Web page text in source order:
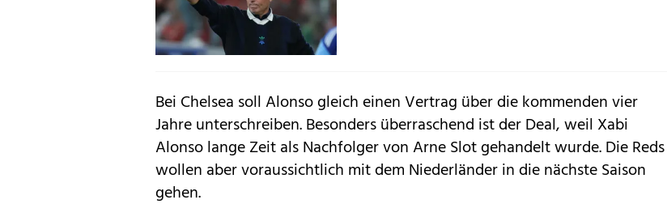
Bei Chelsea soll Alonso gleich einen Vertrag über die kommenden vier
Jahre unterschreiben. Besonders überraschend ist der Deal, weil Xabi
Alonso lange Zeit als Nachfolger von Arne Slot gehandelt wurde. Die Reds
wollen aber voraussichtlich mit dem Niederländer in die nächste Saison
gehen.